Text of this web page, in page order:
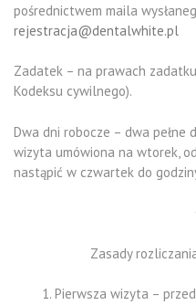
pośrednictwem maila
rejestracja@dentalwhite.pl
Zadatek – na prawach
Kodeksu cywilnego).
Dwa dni robocze – dwa pełne
wizyta umówiona na wtorek,
nastąpić w czwartek do
Zasady
Pierwsza wizyta –